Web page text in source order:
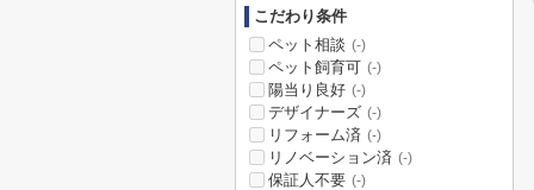
こだわり条件
ペット相談 (-)
ペット飼育可 (-)
陽当り良好 (-)
デザイナーズ (-)
リフォーム済 (-)
リノベーション済 (-)
保証人不要 (-)